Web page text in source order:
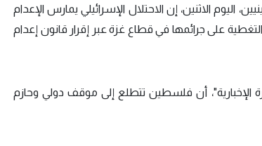
الاثنين، إن الاحتلال الإسرائيلي يمارس الإعدام
على جرائمها في قطاع غزة عبر إقرار قانون إعدام
أن فلسطين تتطلع إلى موقف دولي وحازم